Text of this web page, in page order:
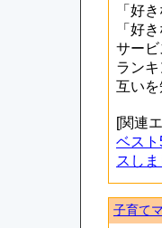
「好
「好
サービ
ラン
互い
[関連
ベス
スしま
子育て